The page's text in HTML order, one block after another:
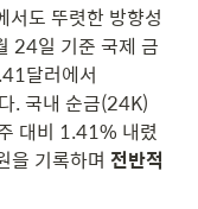
서도 뚜렷한 방향성
24일 기준 국제 금
달러에서
. 국내 순금(24K)
대비 1.41% 내렸
을 기록하며 전반적